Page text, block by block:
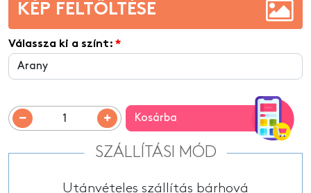
KÉP FELTÖLTÉSE
Válassza ki a színt:
Kosárba
SZÁLLÍTÁSI MÓD
Utánvételes szállítás bárhová